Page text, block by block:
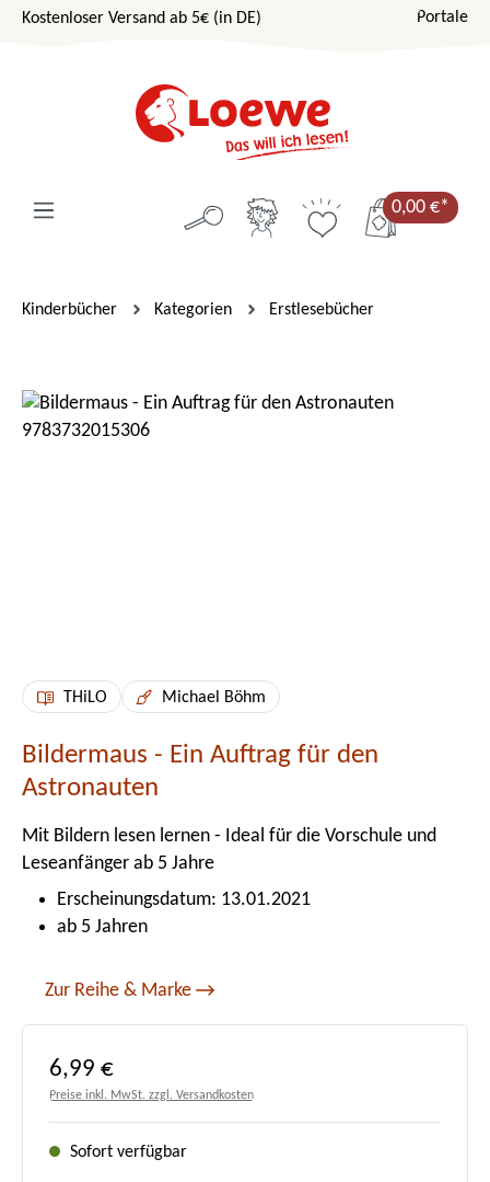
Zum Hauptinhalt springen
Kostenloser Versand ab 5€ (in DE) Portale
0,00 €*
Kinderbücher Kategorien Erstlesebücher
Bildergalerie überspringen
THiLO Michael Böhm
Bildermaus - Ein Auftrag für den
Astronauten
Mit Bildern lesen lernen - Ideal für die Vorschule und
Leseanfänger ab 5 Jahre
Erscheinungsdatum: 13.01.2021
ab 5 Jahren
Zur Reihe & Marke
Regulärer Preis:
6,99 €
Preise inkl. MwSt. zzgl. Versandkosten
Sofort verfügbar